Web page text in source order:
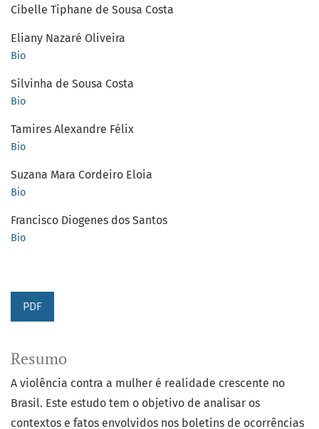
Cibelle Tiphane de Sousa Costa
Eliany Nazaré Oliveira
Bio
Silvinha de Sousa Costa
Bio
Tamires Alexandre Félix
Bio
Suzana Mara Cordeiro Eloia
Bio
Francisco Diogenes dos Santos
Bio
PDF
Resumo
A violência contra a mulher é realidade crescente no
Brasil. Este estudo tem o objetivo de analisar os
contextos e fatos envolvidos nos boletins de ocorrências